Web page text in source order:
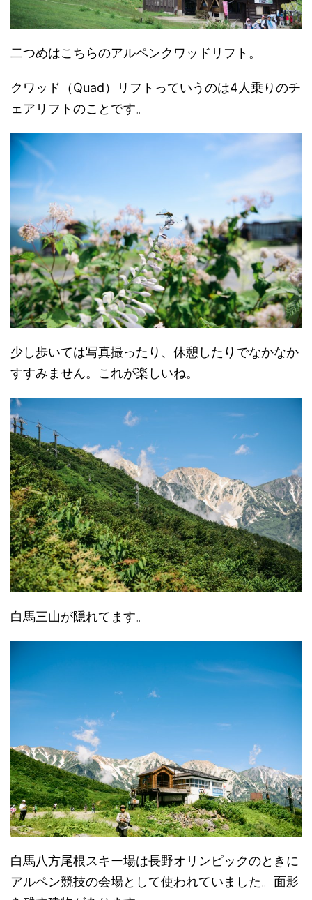
二つめはこちらのアルペンクワッドリフト。
クワッド（Quad）リフトっていうのは4人乗りのチ
ェアリフトのことです。
少し歩いては写真撮ったり、休憩したりでなかなか
すすみません。これが楽しいね。
白馬三山が隠れてます。
白馬八方尾根スキー場は長野オリンピックのときに
アルペン競技の会場として使われていました。面影